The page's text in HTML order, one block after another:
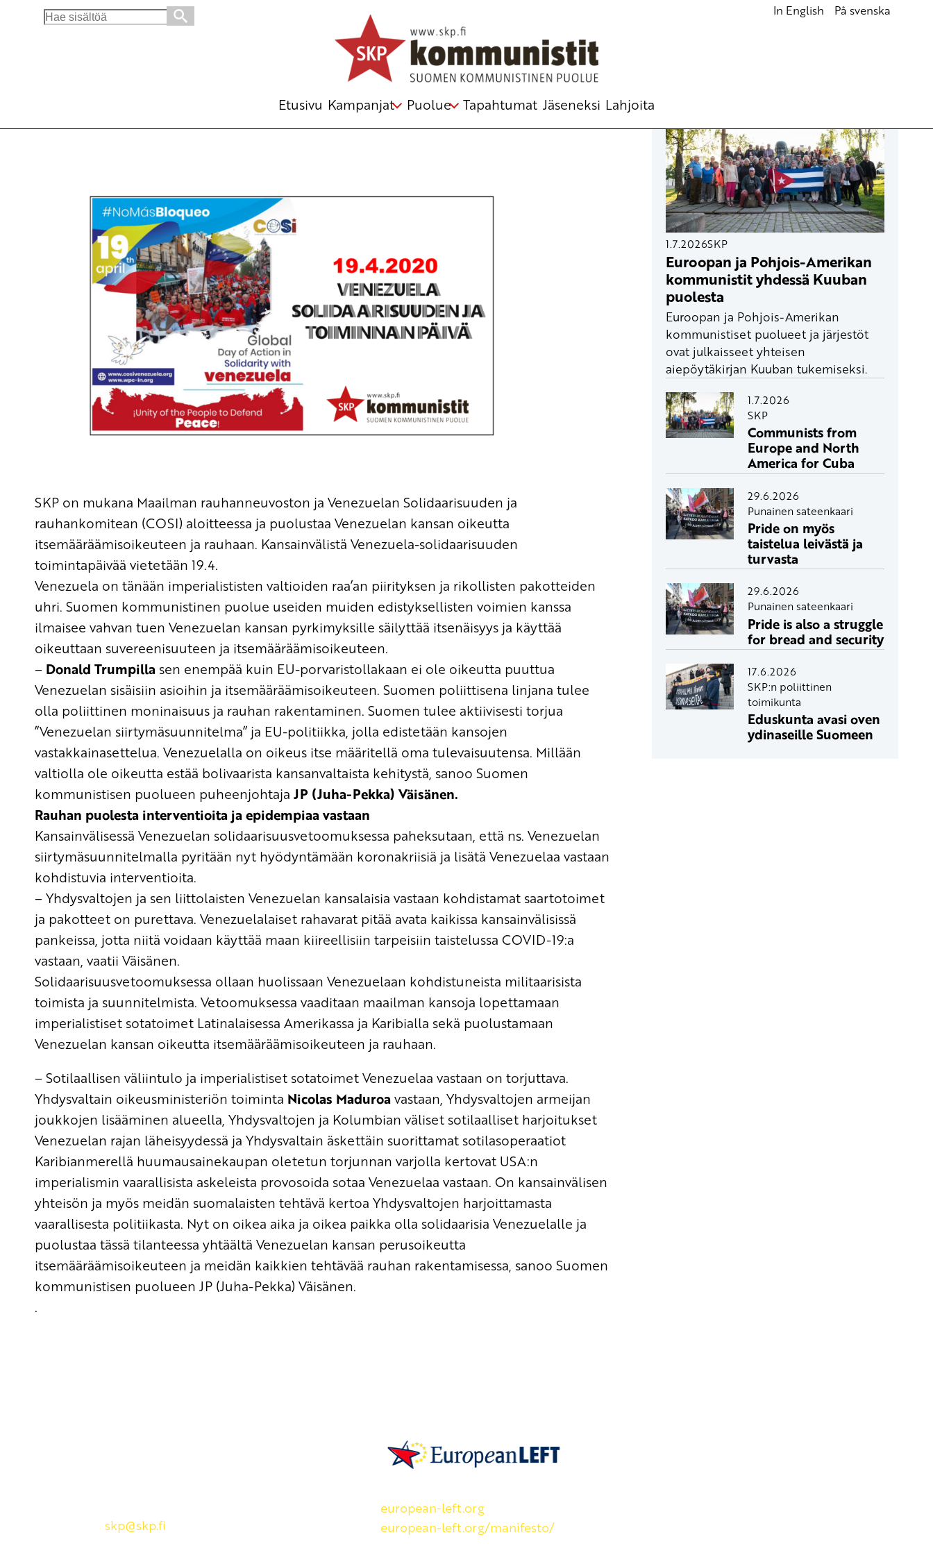
Search
In English På svenska
Etusivu Kampanjat Puolue Tapahtumat Jäseneksi Lahjoita
Venezuelalla oikeus rauhaan ja bolivaariseen tulevaisuuteen
SKP on mukana Maailman rauhanneuvoston ja Venezuelan Solidaarisuuden ja
rauhankomitean (COSI) aloitteessa ja puolustaa Venezuelan kansan oikeutta
itsemääräämisoikeuteen ja rauhaan. Kansainvälistä Venezuela-solidaarisuuden
toimintapäivää vietetään 19.4.
Venezuela on tänään imperialististen valtioiden raa’an piirityksen ja rikollisten pakotteiden
uhri. Suomen kommunistinen puolue useiden muiden edistyksellisten voimien kanssa
ilmaisee vahvan tuen Venezuelan kansan pyrkimyksille säilyttää itsenäisyys ja käyttää
oikeuttaan suvereenisuuteen ja itsemääräämisoikeuteen.
– Donald Trumpilla sen enempää kuin EU-porvaristollakaan ei ole oikeutta puuttua
Venezuelan sisäisiin asioihin ja itsemääräämisoikeuteen. Suomen poliittisena linjana tulee
olla poliittinen moninaisuus ja rauhan rakentaminen. Suomen tulee aktiivisesti torjua
”Venezuelan siirtymäsuunnitelma” ja EU-politiikka, jolla edistetään kansojen
vastakkainasettelua. Venezuelalla on oikeus itse määritellä oma tulevaisuutensa. Millään
valtiolla ole oikeutta estää bolivaarista kansanvaltaista kehitystä, sanoo Suomen
kommunistisen puolueen puheenjohtaja JP (Juha-Pekka) Väisänen.
Rauhan puolesta interventioita jaepidempiaavastaan
Kansainvälisessä Venezuelan solidaarisuusvetoomuksessa paheksutaan, että ns. Venezuelan
siirtymäsuunnitelmalla pyritään nyt hyödyntämään koronakriisiä ja lisätä Venezuelaa vastaan
kohdistuvia interventioita.
– Yhdysvaltojen ja sen liittolaisten Venezuelan kansalaisia vastaan kohdistamat saartotoimet
ja pakotteet on purettava. Venezuelalaiset rahavarat pitää avata kaikissa kansainvälisissä
pankeissa, jotta niitä voidaan käyttää maan kiireellisiin tarpeisiin taistelussa COVID-19:a
vastaan, vaatii Väisänen.
Solidaarisuusvetoomuksessa ollaan huolissaan Venezuelaan kohdistuneista militaarisista
toimista ja suunnitelmista. Vetoomuksessa vaaditaan maailman kansoja lopettamaan
imperialistiset sotatoimet Latinalaisessa Amerikassa ja Karibialla sekä puolustamaan
Venezuelan kansan oikeutta itsemääräämisoikeuteen ja rauhaan.
– Sotilaallisen väliintulo ja imperialistiset sotatoimetVenezuelaa vastaan on torjuttava.
Yhdysvaltain oikeusministeriön toiminta Nicolas Maduroavastaan, Yhdysvaltojen armeijan
joukkojen lisääminen alueella, Yhdysvaltojen ja Kolumbian väliset sotilaalliset harjoitukset
Venezuelan rajan läheisyydessä ja Yhdysvaltain äskettäin suorittamat sotilasoperaatiot
Karibianmerellä huumausainekaupan oletetun torjunnan varjolla kertovat USA:n
imperialismin vaarallisista askeleista provosoida sotaa Venezuelaa vastaan. On kansainvälisen
yhteisön ja myös meidän suomalaisten tehtävä kertoa Yhdysvaltojen harjoittamasta
vaarallisesta politiikasta. Nyt on oikea aika ja oikea paikka olla solidaarisia Venezuelalle ja
puolustaa tässä tilanteessa yhtäältä Venezuelan kansan perusoikeutta
itsemääräämisoikeuteen ja meidän kaikkien tehtävää rauhan rakentamisessa, sanoo Suomen
kommunistisen puolueen JP (Juha-Pekka) Väisänen.
.
1.7.2026SKP
Euroopan ja Pohjois-Amerikan
kommunistit yhdessä Kuuban
puolesta
Euroopan ja Pohjois-Amerikan
kommunistiset puolueet ja järjestöt
ovat julkaisseet yhteisen
aiepöytäkirjan Kuuban tukemiseksi.
1.7.2026
SKP
Communists from
Europe and North
America for Cuba
29.6.2026
Punainen sateenkaari
Pride on myös
taistelua leivästä ja
turvasta
29.6.2026
Punainen sateenkaari
Pride is also a struggle
for bread and security
17.6.2026
SKP:n poliittinen
toimikunta
Eduskunta avasi oven
ydinaseille Suomeen
skp@skp.fi
european-left.org
european-left.org/manifesto/